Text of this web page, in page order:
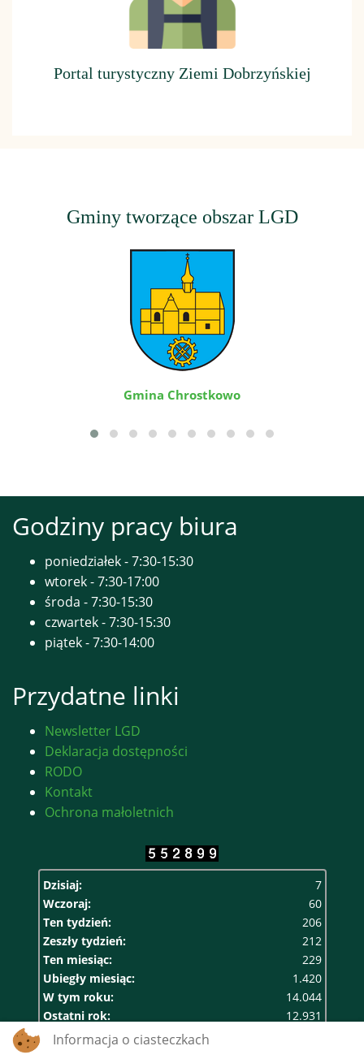
Portal turystyczny Ziemi Dobrzyńskiej
Gminy tworzące obszar LGD
Gmina Chrostkowo
Godziny pracy biura
poniedziałek - 7:30-15:30
wtorek - 7:30-17:00
środa - 7:30-15:30
czwartek - 7:30-15:30
piątek - 7:30-14:00
Przydatne linki
Newsletter LGD
Deklaracja dostępności
RODO
Kontakt
Ochrona małoletnich
Dzisiaj:
7
Wczoraj:
60
Ten tydzień:
206
Zeszły tydzień:
212
Ten miesiąc:
229
Ubiegły miesiąc:
1.420
W tym roku:
14.044
Ostatni rok:
12.931
Razem:
Informacja o ciasteczkach